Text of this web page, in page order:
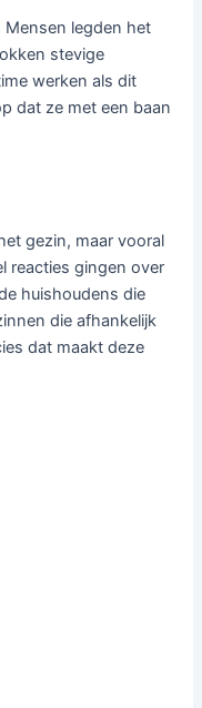
Mensen legden het
stevige
werken als dit
dat ze met een baan
gezin, maar vooral
reacties gingen over
huishoudens die
die afhankelijk
dat maakt deze